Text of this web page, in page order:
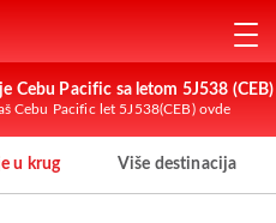
Cebu Pacific sa letom 5J538 (CEB)
Cebu Pacific let 5J538(CEB) ovde
u krug Više destinacija